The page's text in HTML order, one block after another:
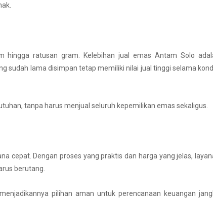
hingga ratusan gram. Kelebihan jual emas Antam Solo
sudah lama disimpan tetap memiliki nilai jual tinggi selama
tanpa harus menjual seluruh kepemilikan emas sekaligus.
cepat. Dengan proses yang praktis dan harga yang jelas,
berutang.
pilihan aman untuk perencanaan keuangan